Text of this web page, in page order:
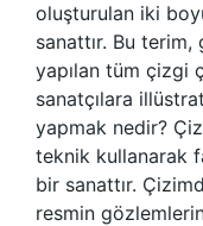
oluşturulan iki
sanattır. Bu
yapılan tüm çizgi
sanatçılara
yapmak nedir?
teknik kullanarak
bir sanattır.
resmin